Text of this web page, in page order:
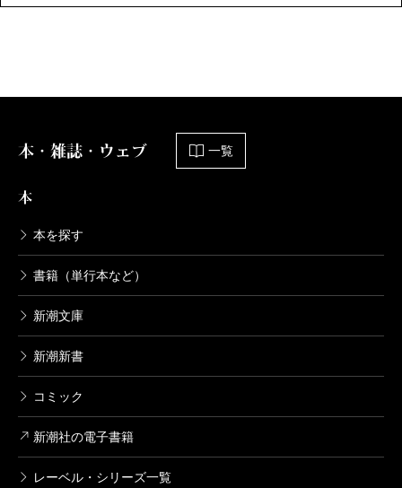
本・雑誌・ウェブ 一覧
本
本を探す
書籍（単行本など）
新潮文庫
新潮新書
コミック
新潮社の電子書籍
レーベル・シリーズ一覧